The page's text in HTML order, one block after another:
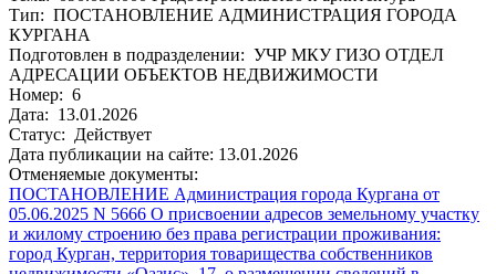
Тип: ПОСТАНОВЛЕНИЕ АДМИНИСТРАЦИЯ ГОРОДА
КУРГАНА
Подготовлен в подразделении: УЧР МКУ ГИЗО ОТДЕЛ
АДРЕСАЦИИ ОБЪЕКТОВ НЕДВИЖИМОСТИ
Номер: 6
Дата: 13.01.2026
Статус: Действует
Дата публикации на сайте: 13.01.2026
Отменяемые документы:
ПОСТАНОВЛЕНИЕ Администрация города Кургана от
05.06.2025 N 5666 О присвоении адресов земельному участку
и жилому строению без права регистрации проживания:
город Курган, территория товарищества собственников